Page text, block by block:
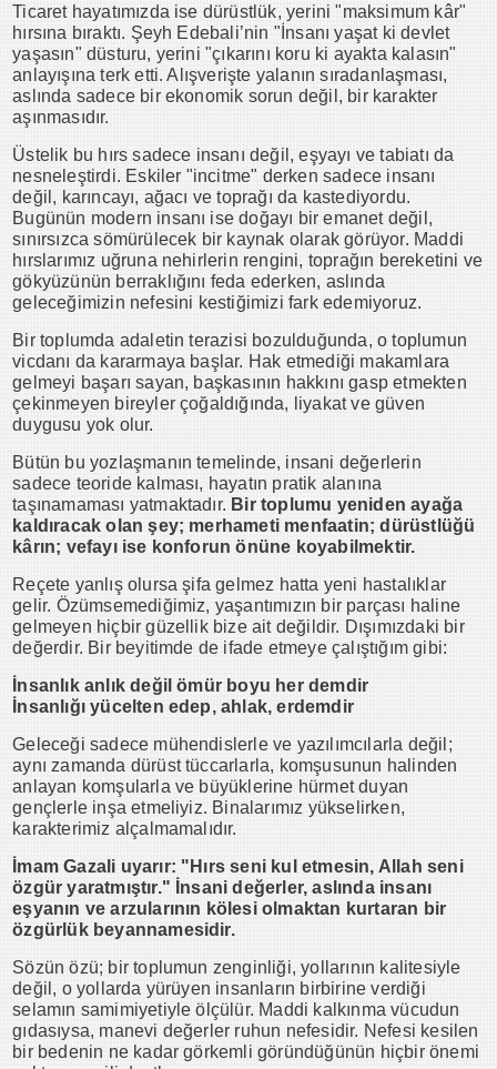
Ticaret hayatımızda ise dürüstlük, yerini "maksimum kâr"
hırsına bıraktı. Şeyh Edebali’nin "İnsanı yaşat ki devlet
yaşasın" düsturu, yerini "çıkarını koru ki ayakta kalasın"
anlayışına terk etti. Alışverişte yalanın sıradanlaşması,
aslında sadece bir ekonomik sorun değil, bir karakter
aşınmasıdır.
Üstelik bu hırs sadece insanı değil, eşyayı ve tabiatı da
nesneleştirdi. Eskiler "incitme" derken sadece insanı
değil, karıncayı, ağacı ve toprağı da kastediyordu.
Bugünün modern insanı ise doğayı bir emanet değil,
sınırsızca sömürülecek bir kaynak olarak görüyor. Maddi
hırslarımız uğruna nehirlerin rengini, toprağın bereketini ve
gökyüzünün berraklığını feda ederken, aslında
geleceğimizin nefesini kestiğimizi fark edemiyoruz.
Bir toplumda adaletin terazisi bozulduğunda, o toplumun
vicdanı da kararmaya başlar. Hak etmediği makamlara
gelmeyi başarı sayan, başkasının hakkını gasp etmekten
çekinmeyen bireyler çoğaldığında, liyakat ve güven
duygusu yok olur.
Bütün bu yozlaşmanın temelinde, insani değerlerin
sadece teoride kalması, hayatın pratik alanına
taşınamaması yatmaktadır. Bir toplumu yeniden ayağa
kaldıracak olan şey; merhameti menfaatin; dürüstlüğü
kârın; vefayı ise konforun önüne koyabilmektir.
Reçete yanlış olursa şifa gelmez hatta yeni hastalıklar
gelir. Özümsemediğimiz, yaşantımızın bir parçası haline
gelmeyen hiçbir güzellik bize ait değildir. Dışımızdaki bir
değerdir. Bir beyitimde de ifade etmeye çalıştığım gibi:
İnsanlık anlık değil ömür boyu her demdir
İnsanlığı yücelten edep, ahlak, erdemdir
Geleceği sadece mühendislerle ve yazılımcılarla değil;
aynı zamanda dürüst tüccarlarla, komşusunun halinden
anlayan komşularla ve büyüklerine hürmet duyan
gençlerle inşa etmeliyiz. Binalarımız yükselirken,
karakterimiz alçalmamalıdır.
İmam Gazali uyarır: "Hırs seni kul etmesin, Allah seni
özgür yaratmıştır." İnsani değerler, aslında insanı
eşyanın ve arzularının kölesi olmaktan kurtaran bir
özgürlük beyannamesidir.
Sözün özü; bir toplumun zenginliği, yollarının kalitesiyle
değil, o yollarda yürüyen insanların birbirine verdiği
selamın samimiyetiyle ölçülür. Maddi kalkınma vücudun
gıdasıysa, manevi değerler ruhun nefesidir. Nefesi kesilen
bir bedenin ne kadar görkemli göründüğünün hiçbir önemi